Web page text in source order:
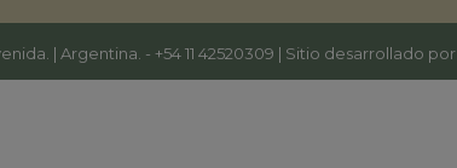
| Argentina. - +54 11 42520309 | Sitio desarrollado por